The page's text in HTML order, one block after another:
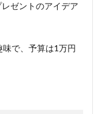
ゼントのアイデア
味で、予算は1万円